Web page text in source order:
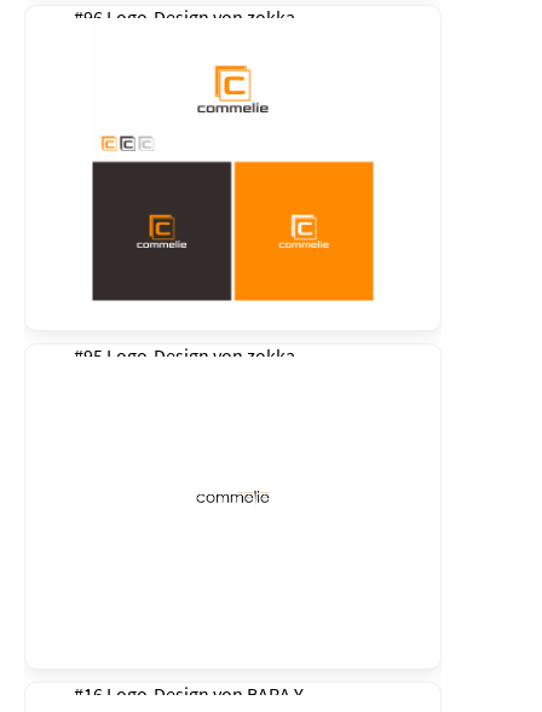
#96 Logo-Design von zokka
#95 Logo-Design von zokka
#16 Logo-Design von BARA Y